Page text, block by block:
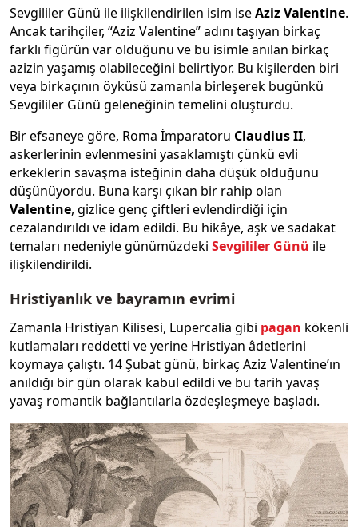
Sevgililer Günü ile ilişkilendirilen isim iseAziz Valentine.
Ancak tarihçiler, “Aziz Valentine” adını taşıyan birkaç
farklı figürün var olduğunu ve bu isimle anılan birkaç
azizin yaşamış olabileceğini belirtiyor. Bu kişilerden biri
veya birkaçının öyküsü zamanla birleşerek bugünkü
Sevgililer Günü geleneğinin temelini oluşturdu.
Bir efsaneye göre, Roma İmparatoru Claudius II,
askerlerinin evlenmesini yasaklamıştı çünkü evli
erkeklerin savaşma isteğinin daha düşük olduğunu
düşünüyordu. Buna karşı çıkan bir rahip olan
Valentine, gizlice genç çiftleri evlendirdiği için
cezalandırıldı ve idam edildi. Bu hikâye, aşk ve sadakat
temaları nedeniyle günümüzdeki Sevgililer Günü ile
ilişkilendirildi.
Hristiyanlık ve bayramın evrimi
Zamanla Hristiyan Kilisesi, Lupercalia gibi pagan kökenli
kutlamaları reddetti ve yerine Hristiyan âdetlerini
koymaya çalıştı. 14 Şubat günü, birkaç Aziz Valentine’ın
anıldığı bir gün olarak kabul edildi ve bu tarih yavaş
yavaş romantik bağlantılarla özdeşleşmeye başladı.